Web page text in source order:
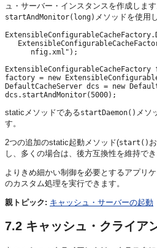
ュ・サーバー・インスタンスを作成します
startAndMonitor(long) メソッドを使用
      nfig.xml");
factory = new
DefaultCacheServer dcs = new
staticメソッドであるstartDaemon() メソ
す。
2つの追加のstatic起動メソッド(start()
し、多くの場合は、後方互換性を維持で
よりきめ細かい制御を必要とするアプリケ
のカスタム処理を実行できます。
親トピック: キャッシュ・サーバーの起動
7.2 キャッシュ・クライア